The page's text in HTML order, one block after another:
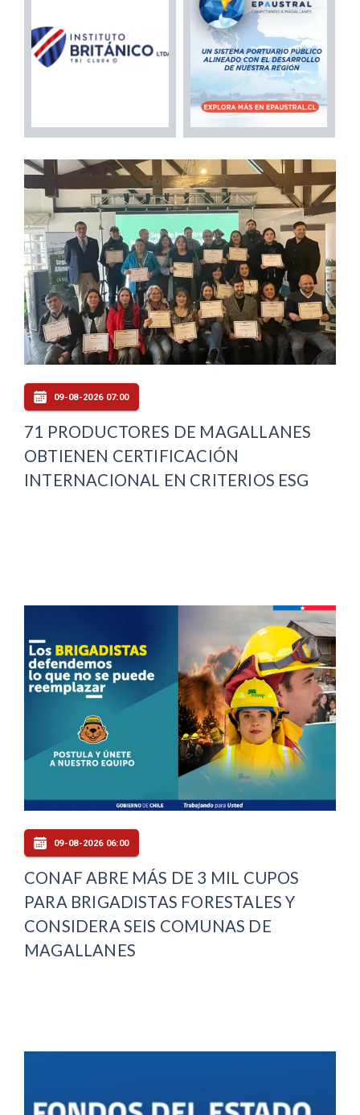
09-08-2026 07:00
71 PRODUCTORES DE MAGALLANES
OBTIENEN CERTIFICACIÓN
INTERNACIONAL EN CRITERIOS ESG
09-08-2026 06:00
CONAF ABRE MÁS DE 3 MIL CUPOS
PARA BRIGADISTAS FORESTALES Y
CONSIDERA SEIS COMUNAS DE
MAGALLANES